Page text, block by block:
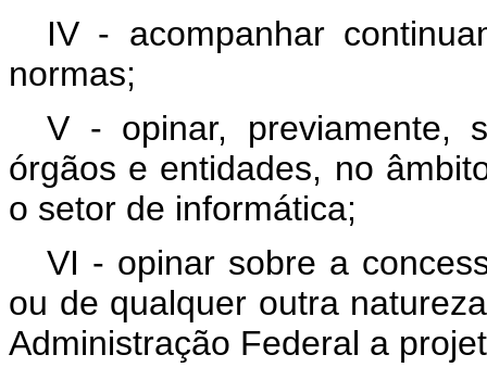
IV - acompanhar
normas;
V - opinar, previamente,
órgãos e entidades, no
o setor de informática;
VI - opinar sobre a
ou de qualquer outra
Administração Federal a